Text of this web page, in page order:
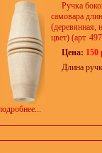
Ручка
самовара
(деревянная,
цвет) (арт.
Цена: 150
Длина